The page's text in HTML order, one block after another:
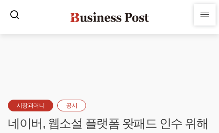
시장과머니 공시
네이버, 웹소설 플랫폼 왓패드 인수 위해